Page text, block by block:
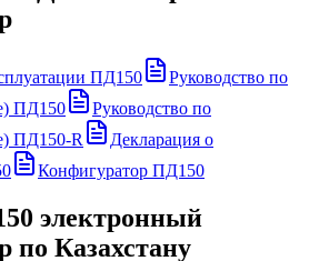
ПД150
Руководство по
ПД150
Руководство по
ПД150-R
Декларация о
Конфигуратор ПД150
электронный
по Казахстану